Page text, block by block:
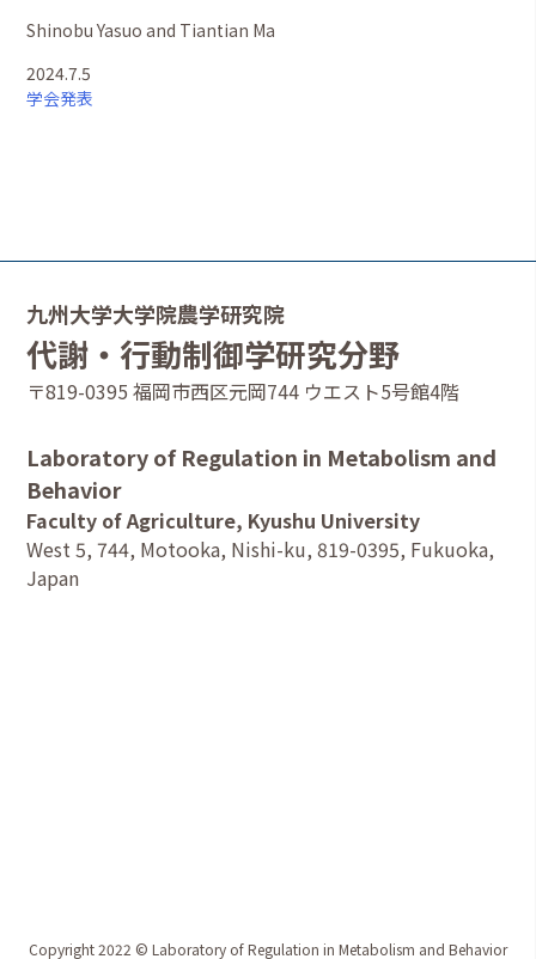
Shinobu Yasuo and Tiantian Ma
2024.7.5
学会発表
九州大学大学院農学研究院
代謝・行動制御学研究分野
〒819-0395 福岡市西区元岡744 ウエスト5号館4階
Laboratory of Regulation in Metabolism and
Behavior
Faculty of Agriculture, Kyushu University
West 5, 744, Motooka, Nishi-ku, 819-0395, Fukuoka,
Japan
Copyright 2022 © Laboratory of Regulation in Metabolism and Behavior